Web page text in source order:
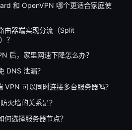
和 OpenVPN 哪个更适合家庭使
由器端实现分流（Split
？
后，家里网速下降怎么办？
DNS 泄漏？
VPN 可以同时连接多台服务器吗？
火墙的关系是？
何选择服务器节点？